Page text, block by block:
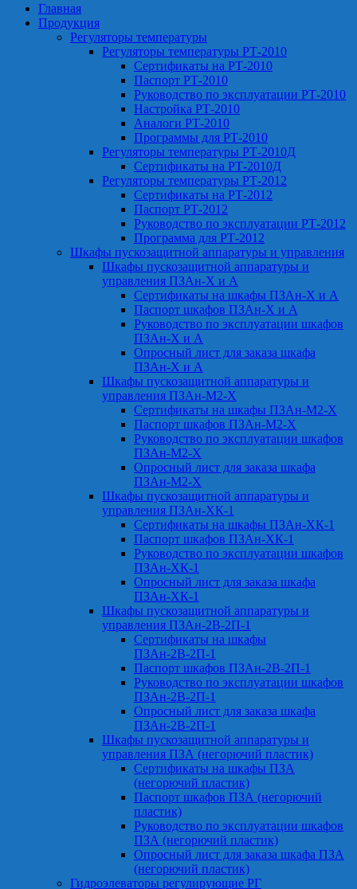
Главная
Продукция
Регуляторы температуры
Регуляторы температуры РТ-2010
Сертификаты на РТ-2010
Паспорт РТ-2010
Руководство по эксплуатации РТ-2010
Настройка РТ-2010
Аналоги РТ-2010
Программы для РТ-2010
Регуляторы температуры РТ-2010Д
Сертификаты на РТ-2010Д
Регуляторы температуры РТ-2012
Сертификаты на РТ-2012
Паспорт РТ-2012
Руководство по эксплуатации РТ-2012
Программа для РТ-2012
Шкафы пускозащитной аппаратуры и управления
Шкафы пускозащитной аппаратуры и
управления ПЗАн-Х и А
Сертификаты на шкафы ПЗАн-Х и А
Паспорт шкафов ПЗАн-Х и А
Руководство по эксплуатации шкафов
ПЗАн-Х и А
Опросный лист для заказа шкафа
ПЗАн-Х и А
Шкафы пускозащитной аппаратуры и
управления ПЗАн-М2-Х
Сертификаты на шкафы ПЗАн-М2-Х
Паспорт шкафов ПЗАн-М2-Х
Руководство по эксплуатации шкафов
ПЗАн-М2-Х
Опросный лист для заказа шкафа
ПЗАн-М2-Х
Шкафы пускозащитной аппаратуры и
управления ПЗАн-ХК-1
Сертификаты на шкафы ПЗАн-ХК-1
Паспорт шкафов ПЗАн-ХК-1
Руководство по эксплуатации шкафов
ПЗАн-ХК-1
Опросный лист для заказа шкафа
ПЗАн-ХК-1
Шкафы пускозащитной аппаратуры и
управления ПЗАн-2В-2П-1
Сертификаты на шкафы
ПЗАн-2В-2П-1
Паспорт шкафов ПЗАн-2В-2П-1
Руководство по эксплуатации шкафов
ПЗАн-2В-2П-1
Опросный лист для заказа шкафа
ПЗАн-2В-2П-1
Шкафы пускозащитной аппаратуры и
управления ПЗА (негорючий пластик)
Сертификаты на шкафы ПЗА
(негорючий пластик)
Паспорт шкафов ПЗА (негорючий
пластик)
Руководство по эксплуатации шкафов
ПЗА (негорючий пластик)
Опросный лист для заказа шкафа ПЗА
(негорючий пластик)
Гидроэлеваторы регулирующие РГ